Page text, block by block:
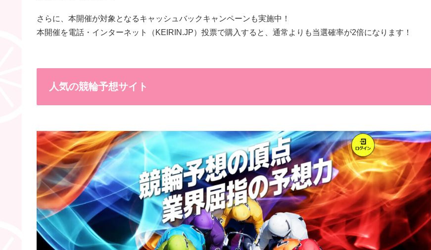
さらに、本開催が対象となるキャッシュバックキャンペーンも実施中！
本開催を電話・インターネット（KEIRIN.JP）投票で購入すると、通常よりも当選確率が2倍になります！
人気の競輪予想サイト